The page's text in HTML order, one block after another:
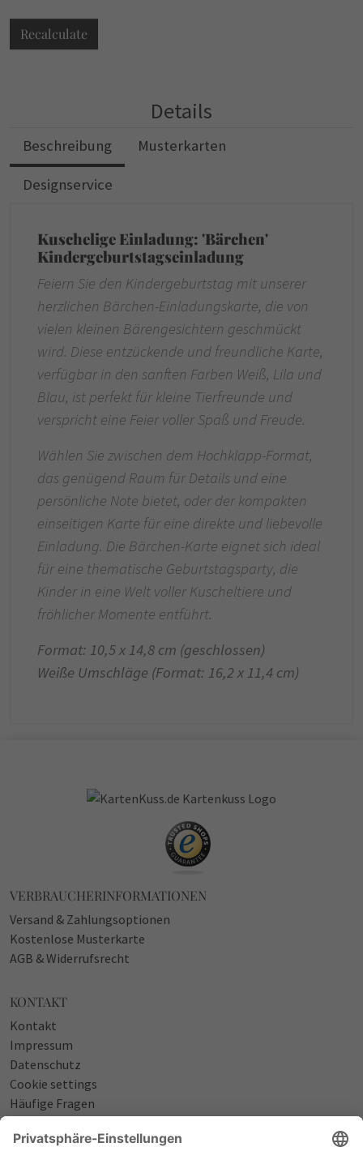
Recalculate
Details
Beschreibung Musterkarten
Designservice
Kuschelige Einladung: 'Bärchen'
Kindergeburtstagseinladung
Feiern Sie den Kindergeburtstag mit unserer
herzlichen Bärchen-Einladungskarte, die von
vielen kleinen Bärengesichtern geschmückt
wird. Diese entzückende und freundliche Karte,
verfügbar in den sanften Farben Weiß, Lila und
Blau, ist perfekt für kleine Tierfreunde und
verspricht eine Feier voller Spaß und Freude.
Wählen Sie zwischen dem Hochklapp-Format,
das genügend Raum für Details und eine
persönliche Note bietet, oder der kompakten
einseitigen Karte für eine direkte und liebevolle
Einladung. Die Bärchen-Karte eignet sich ideal
für eine thematische Geburtstagsparty, die
Kinder in eine Welt voller Kuscheltiere und
fröhlicher Momente entführt.
Format: 10,5 x 14,8 cm (geschlossen)
Weiße Umschläge (Format: 16,2 x 11,4 cm)
VERBRAUCHERINFORMATIONEN
Versand & Zahlungsoptionen
Kostenlose Musterkarte
AGB & Widerrufsrecht
KONTAKT
Kontakt
Impressum
Datenschutz
Cookie settings
Häufige Fragen